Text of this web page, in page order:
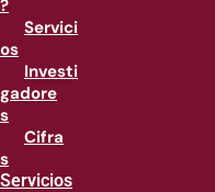
?
Servici
os
Investi
gadore
s
Cifra
s
Servicios